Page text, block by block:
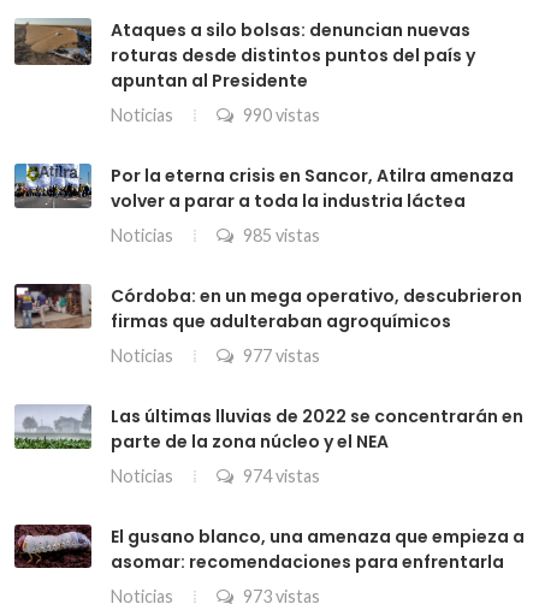
Ataques a silo bolsas: denuncian nuevas
roturas desde distintos puntos del país y
apuntan al Presidente
Noticias 990 vistas
Por la eterna crisis en Sancor, Atilra amenaza
volver a parar a toda la industria láctea
Noticias 985 vistas
Córdoba: en un mega operativo, descubrieron
firmas que adulteraban agroquímicos
Noticias 977 vistas
Las últimas lluvias de 2022 se concentrarán en
parte de la zona núcleo y el NEA
Noticias 974 vistas
El gusano blanco, una amenaza que empieza a
asomar: recomendaciones para enfrentarla
Noticias 973 vistas